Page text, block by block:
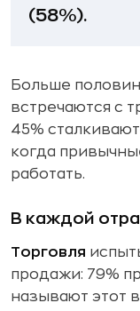
(58%).
Больше
встречаются с
45%
когда
работать.
В каждой
Торговля
продажи: 79%
называют этот